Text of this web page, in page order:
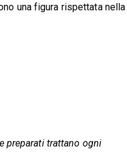
una figura rispettata nella
preparati trattano ogni